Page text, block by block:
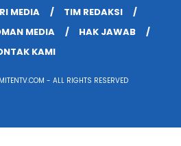
MEDIA
TIM REDAKSI
MEDIA
HAK JAWAB
KAMI
- ALL RIGHTS RESERVED